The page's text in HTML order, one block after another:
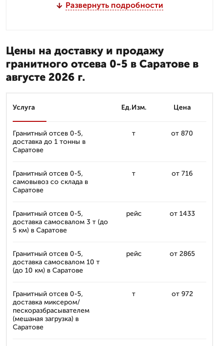
Развернуть подробности
Цены на доставку и продажу
гранитного отсева 0-5 в Саратове в
августе 2026 г.
Услуга Ед.Изм. Цена
Гранитный отсев 0-5,
доставка до 1 тонны в
Саратове
т от 870
Гранитный отсев 0-5,
самовывоз со склада в
Саратове
т от 716
Гранитный отсев 0-5,
доставка самосвалом 3 т (до
5 км) в Саратове
рейс от 1433
Гранитный отсев 0-5,
доставка самосвалом 10 т
(до 10 км) в Саратове
рейс от 2865
Гранитный отсев 0-5,
доставка миксером/
пескоразбрасывателем
(мешаная загрузка) в
Саратове
т от 972